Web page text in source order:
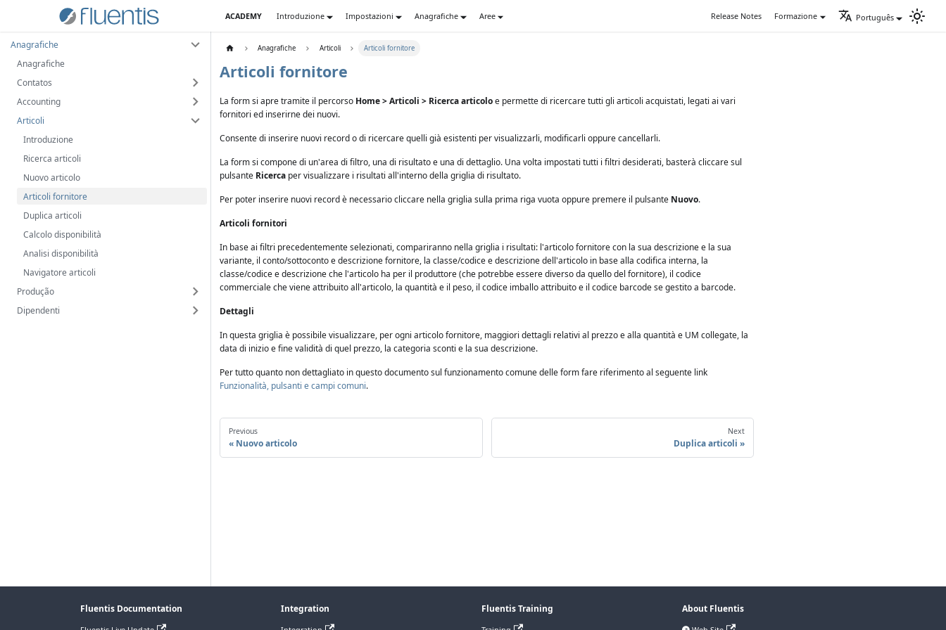
ACADEMY Introduzione Impostazioni Anagrafiche Aree Release Notes Formazione Português
Anagrafiche
Anagrafiche
Contatos
Accounting
Articoli
Introduzione
Ricerca articoli
Nuovo articolo
Articoli fornitore
Duplica articoli
Calcolo disponibilità
Analisi disponibilità
Navigatore articoli
Produção
Dipendenti
Anagrafiche Articoli Articoli fornitore
Articoli fornitore
La form si apre tramite il percorso Home > Articoli > Ricerca articoloe permette di ricercare tutti gli articoli acquistati, legati ai vari
fornitori ed inserirne dei nuovi.
Consente di inserire nuovi record o di ricercare quelli già esistenti per visualizzarli, modificarli oppure cancellarli.
La form si compone di un'area di filtro, una di risultato e una di dettaglio. Una volta impostati tutti i filtri desiderati, basterà cliccare sul
pulsante Ricerca per visualizzare i risultati all'interno della griglia di risultato.
Per poter inserire nuovi record è necessario cliccare nella griglia sulla prima riga vuota oppure premere il pulsante Nuovo.
Articoli fornitori
In base ai filtri precedentemente selezionati, compariranno nella griglia i risultati: l'articolo fornitore con la sua descrizione e la sua
variante, il conto/sottoconto e descrizione fornitore, la classe/codice e descrizione dell'articolo in base alla codifica interna, la
classe/codice e descrizione che l'articolo ha per il produttore (che potrebbe essere diverso da quello del fornitore), il codice
commerciale che viene attribuito all'articolo, la quantità e il peso, il codice imballo attribuito e il codice barcode se gestito a barcode.
Dettagli
In questa griglia è possibile visualizzare, per ogni articolo fornitore, maggiori dettagli relativi al prezzo e alla quantità e UM collegate, la
data di inizio e fine validità di quel prezzo, la categoria sconti e la sua descrizione.
Per tutto quanto non dettagliato in questo documento sul funzionamento comune delle form fare riferimento al seguente link
Funzionalità, pulsanti e campi comuni.
Previous
Nuovo articolo
Next
Duplica articoli
Fluentis Documentation Integration Fluentis Training About Fluentis